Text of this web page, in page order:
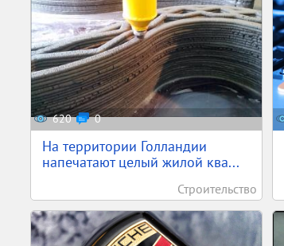
620 0
На территории Голландии
напечатают целый жилой ква...
Строительство